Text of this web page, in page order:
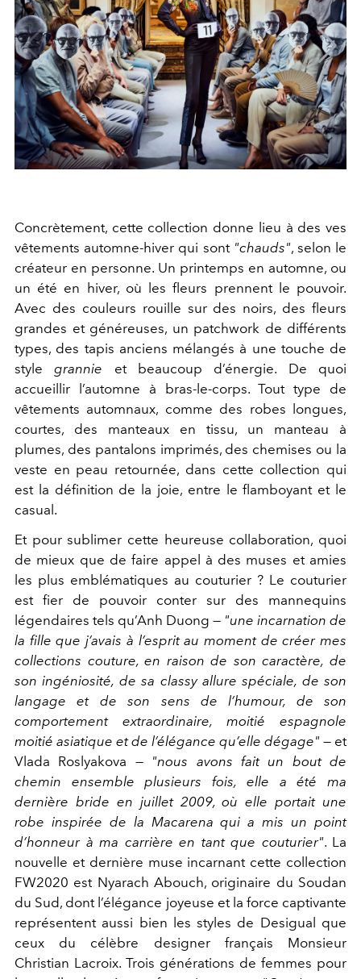
Concrètement, cette collection donne lieu à des ves
vêtements automne-hiver qui sont "chauds", selon le
créateur en personne. Un printemps en automne, ou
un été en hiver, où les fleurs prennent le pouvoir.
Avec des couleurs rouille sur des noirs, des fleurs
grandes et généreuses, un patchwork de différents
types, des tapis anciens mélangés à une touche de
stylegrannie et beaucoup d’énergie. De quoi
accueillir l’automne à bras-le-corps. Tout type de
vêtements automnaux, comme des robes longues,
courtes, des manteaux en tissu, un manteau à
plumes, des pantalons imprimés, des chemises ou la
veste en peau retournée, dans cette collection qui
est la définition de la joie, entre le flamboyant et le
casual.
Et pour sublimer cette heureuse collaboration, quoi
de mieux que de faire appel à des muses et amies
les plus emblématiques au couturier ? Le couturier
est fier de pouvoir conter sur des mannequins
légendaires tels qu’Anh Duong — "une incarnation de
la fille que j’avais à l’esprit au moment de créer mes
collections couture, en raison de son caractère, de
son ingéniosité, de sa classy allure spéciale, de son
langage et de son sens de l’humour, de son
comportement extraordinaire, moitié espagnole
moitié asiatique et de l’élégance qu’elle dégage" — et
Vlada Roslyakova — "nous avons fait un bout de
chemin ensemble plusieurs fois, elle a été ma
dernière bride en juillet 2009, où elle portait une
robe inspirée de la Macarena qui a mis un point
d’honneur à ma carrière en tant que couturier". La
nouvelle et dernière muse incarnant cette collection
FW2020 est Nyarach Abouch, originaire du Soudan
du Sud, dont l’élégance joyeuse et la force captivante
représentent aussi bien les styles de Desigual que
ceux du célèbre designer français Monsieur
Christian Lacroix. Trois générations de femmes pour